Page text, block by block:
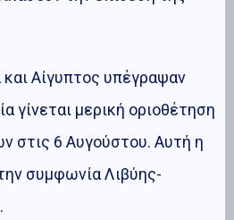
Αίγυπτος υπέγραψαν
γίνεται μερική οριοθέτηση
στις 6 Αυγούστου. Αυτή η
συμφωνία Λιβύης-